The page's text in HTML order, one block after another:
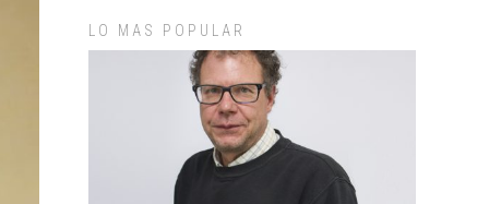
LO MAS POPULAR